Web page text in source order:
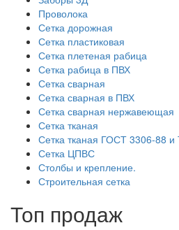
Проволока
Сетка дорожная
Сетка пластиковая
Сетка плетеная рабица
Сетка рабица в ПВХ
Сетка сварная
Сетка сварная в ПВХ
Сетка сварная нержавеющая
Сетка тканая
Сетка тканая ГОСТ 3306-88
Сетка ЦПВС
Столбы и крепление.
Строительная сетка
Топ продаж